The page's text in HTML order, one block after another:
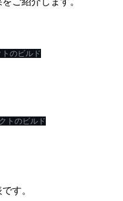
のビルド
のビルド
す。